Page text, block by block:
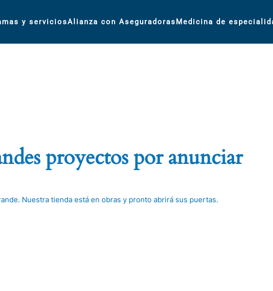
y serviciosAlianza con AseguradorasMedicina de
proyectos por anunciar
Nuestra tienda está en obras y pronto abrirá sus puertas.